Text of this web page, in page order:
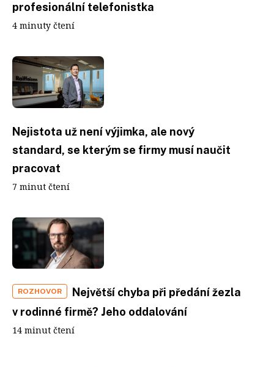
profesionální telefonistka
4 minuty čtení
Nejistota už není výjimka, ale nový
standard, se kterým se firmy musí naučit
pracovat
7 minut čtení
ROZHOVOR
Největší chyba při předání žezla
v rodinné firmě? Jeho oddalování
14 minut čtení